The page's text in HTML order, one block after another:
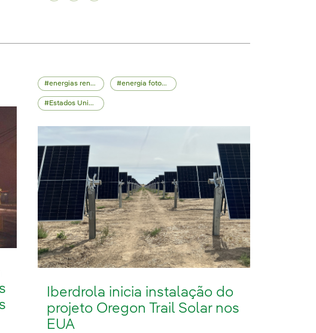
energias renováveis energia fotovoltaica
Estados Unidos
Iberdrola inicia instalação do
projeto Oregon Trail Solar nos
EUA